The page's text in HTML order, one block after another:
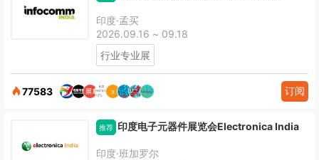
印度·孟买
2026.09.16 ~ 09.18
行业专业展
77583 订阅
推荐 印度电子元器件展览会Electronica India
印度·班加罗尔